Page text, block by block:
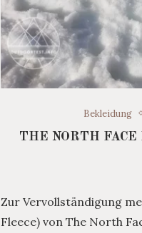
Bekleidung
THE NORTH
Zur Vervollständigung
Fleece) von The North